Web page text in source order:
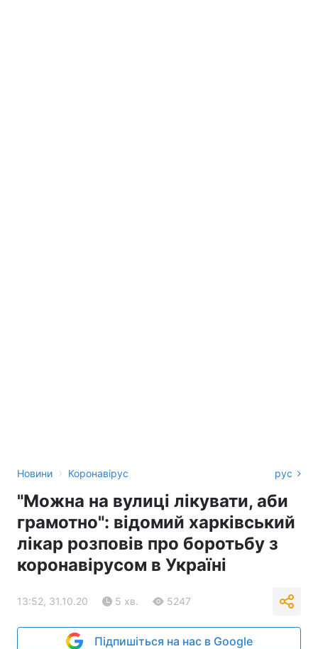
Новини › Коронавірус рус
"Можна на вулиці лікувати, аби
грамотно": відомий харківський
лікар розповів про боротьбу з
коронавірусом в Україні
13:52, 31.10.20 5 хв. 5247
Підпишіться на нас в Google